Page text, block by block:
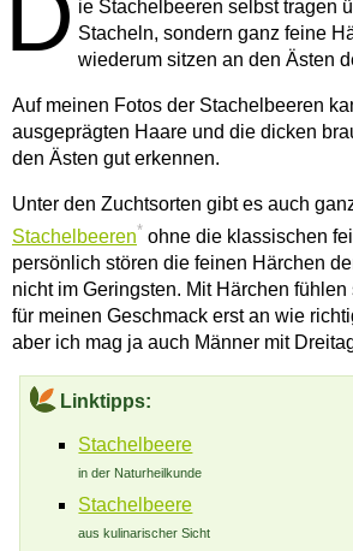
ie Stachelbeeren selbst tragen
Stacheln, sondern ganz feine
wiederum sitzen an den Ästen
Auf meinen Fotos der Stachelbeeren
ausgeprägten Haare und die dicken
den Ästen gut erkennen.
Unter den Zuchtsorten gibt es auch
Stachelbeeren* ohne die klassischen
persönlich stören die feinen Härchen
nicht im Geringsten. Mit Härchen
für meinen Geschmack erst an wie
aber ich mag ja auch Männer mit
Linktipps:
Stachelbeere
in der Naturheilkunde
Stachelbeere
aus kulinarischer Sicht